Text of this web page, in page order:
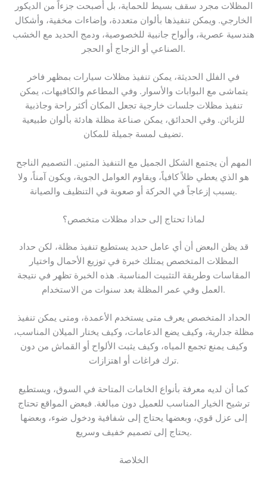
المظلات مجرد سقف بسيط للحماية، بل أصبحت جزءاً من الديكور
الخارجي. ويمكن تنفيذها بألوان متعددة، وإضاءات مخفية، وأشكال
هندسية عصرية، وألواح جانبية للخصوصية، ودمج الحديد مع الخشب
الصناعي أو الزجاج أو الحجر.
في الفلل الحديثة، يمكن تنفيذ مظلات سيارات بمظهر فاخر
يتماشى مع البوابات والأسوار. وفي المطاعم والكافيهات، يمكن
تنفيذ مظلات جلسات خارجية تجعل المكان أكثر راحة وجاذبية
للزبائن. وفي الحدائق، يمكن صناعة مظلة هادئة بألوان طبيعية
تضيف لمسة جميلة للمكان.
المهم أن يجتمع الشكل الجميل مع التنفيذ المتين. التصميم الناجح
هو الذي يعطي ظلاً كافياً، ويقاوم العوامل الجوية، ويكون آمناً، ولا
يسبب إزعاجاً في الحركة أو صعوبة في التنظيف والصيانة.
لماذا تحتاج إلى حداد مظلات متخصص؟
قد يظن البعض أن أي عامل حديد يستطيع تنفيذ مظلة، لكن حداد
المظلات المتخصص يمتلك خبرة في توزيع الأحمال واختيار
المقاسات وطريقة التثبيت المناسبة. هذه الخبرة تظهر في نتيجة
العمل وفي عمر المظلة بعد سنوات من الاستخدام.
الحداد المتخصص يعرف متى يستخدم الأعمدة، ومتى يمكن تنفيذ
مظلة جدارية، وكيف يضع الدعامات، وكيف يختار الميلان المناسب،
وكيف يمنع تجمع المياه، وكيف يثبت الألواح أو القماش من دون
ترك فراغات أو اهتزازات.
كما أن لديه معرفة بأنواع الخامات المتاحة في السوق، ويستطيع
ترشيح الخيار المناسب للعميل دون مبالغة. فبعض المواقع تحتاج
إلى عزل قوي، وبعضها يحتاج إلى شفافية ودخول ضوء، وبعضها
يحتاج إلى تصميم خفيف وسريع.
الخلاصة